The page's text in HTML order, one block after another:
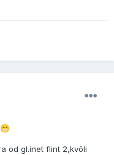
😁
od gl.inet flint 2,kvôli